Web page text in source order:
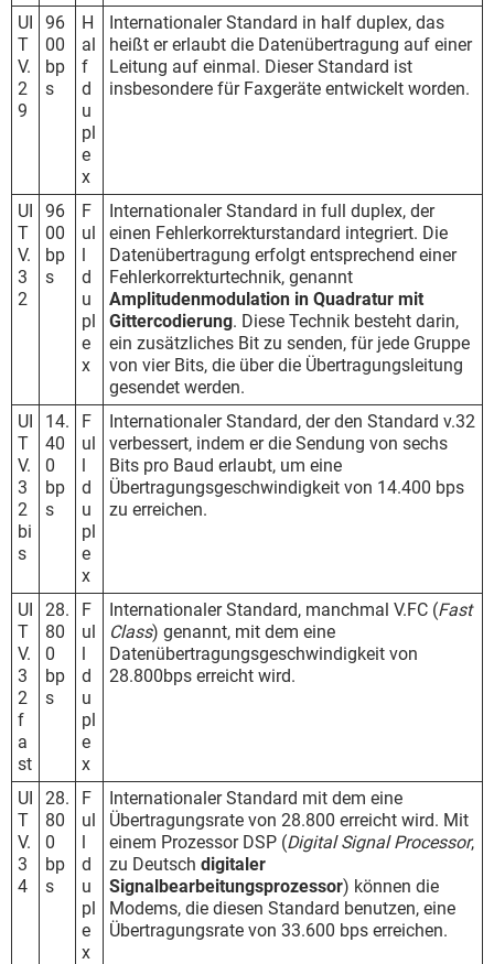
UI
T
V.
2
9
96
00
bp
s
H
al
f
d
u
pl
e
x
Internationaler Standard in half duplex, das
heißt er erlaubt die Datenübertragung auf einer
Leitung auf einmal. Dieser Standard ist
insbesondere für Faxgeräte entwickelt worden.
UI
T
V.
3
2
96
00
bp
s
F
ul
l
d
u
pl
e
x
Internationaler Standard in full duplex, der
einen Fehlerkorrekturstandard integriert. Die
Datenübertragung erfolgt entsprechend einer
Fehlerkorrekturtechnik, genannt
Amplitudenmodulation in Quadratur mit
Gittercodierung. Diese Technik besteht darin,
ein zusätzliches Bit zu senden, für jede Gruppe
von vier Bits, die über die Übertragungsleitung
gesendet werden.
UI
T
V.
3
2
bi
s
14.
40
0
bp
s
F
ul
l
d
u
pl
e
x
Internationaler Standard, der den Standard v.32
verbessert, indem er die Sendung von sechs
Bits pro Baud erlaubt, um eine
Übertragungsgeschwindigkeit von 14.400 bps
zu erreichen.
UI
T
V.
3
2
f
a
st
28.
80
0
bp
s
F
ul
l
d
u
pl
e
x
Internationaler Standard, manchmal V.FC (Fast
Class) genannt, mit dem eine
Datenübertragungsgeschwindigkeit von
28.800bps erreicht wird.
UI
T
V.
3
4
28.
80
0
bp
s
F
ul
l
d
u
pl
e
x
Internationaler Standard mit dem eine
Übertragungsrate von 28.800 erreicht wird. Mit
einem Prozessor DSP (Digital Signal Processor,
zu Deutsch digitaler
Signalbearbeitungsprozessor) können die
Modems, die diesen Standard benutzen, eine
Übertragungsrate von 33.600 bps erreichen.